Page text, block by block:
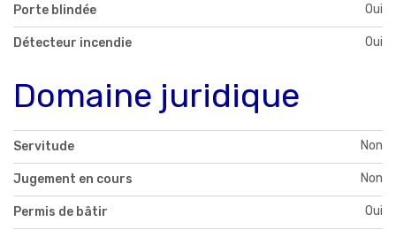
Porte blindée Oui
Détecteur incendie Oui
Domaine juridique
Servitude Non
Jugement en cours Non
Permis de bâtir Oui